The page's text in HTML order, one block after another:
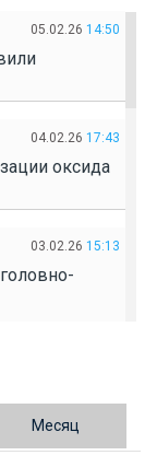
05.02.26 14:50
04.02.26 17:43
оксида
03.02.26 15:13
Месяц